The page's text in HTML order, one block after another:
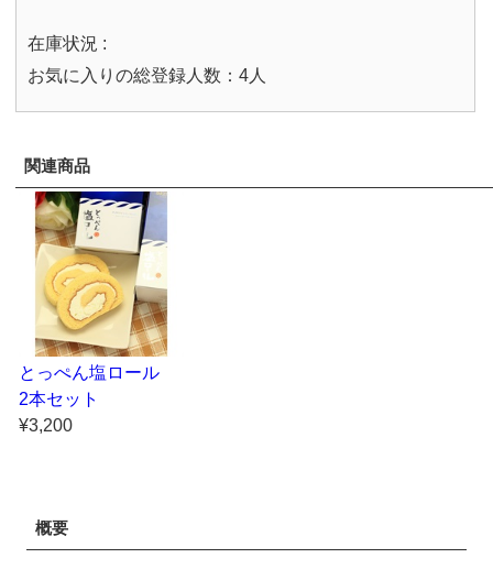
在庫状況 :
お気に入りの総登録人数：4人
関連商品
とっぺん塩ロール
2本セット
¥3,200
概要